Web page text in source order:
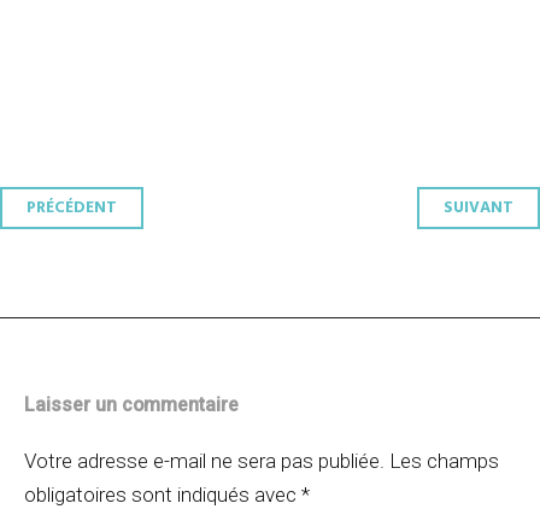
Navigation
PRÉCÉDENT SUIVANT
Laisser un commentaire
Votre adresse e-mail ne sera pas publiée. Les champs
obligatoires sont indiqués avec *